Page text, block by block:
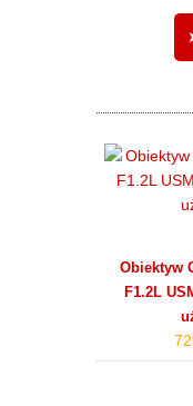
Obiektyw
F1.2L